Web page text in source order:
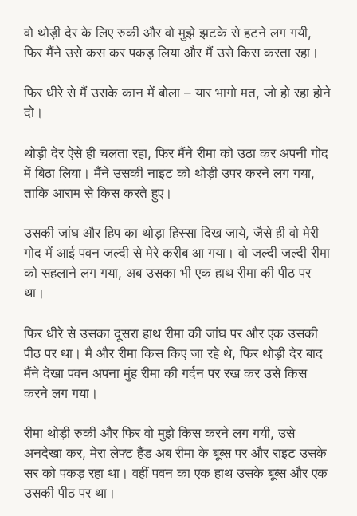
वो थोड़ी देर के लिए रुकी और वो मुझे झटके से हटने लग गयी,
फिर मैंने उसे कस कर पकड़ लिया और मैं उसे किस करता रहा।
फिर धीरे से मैं उसके कान में बोला – यार भागो मत, जो हो रहा होने
दो।
थोड़ी देर ऐसे ही चलता रहा, फिर मैंने रीमा को उठा कर अपनी गोद
में बिठा लिया। मैंने उसकी नाइट को थोड़ी उपर करने लग गया,
ताकि आराम से किस करते हुए।
उसकी जांघ और हिप का थोड़ा हिस्सा दिख जाये, जैसे ही वो मेरी
गोद में आई पवन जल्दी से मेरे करीब आ गया। वो जल्दी जल्दी रीमा
को सहलाने लग गया, अब उसका भी एक हाथ रीमा की पीठ पर
था।
फिर धीरे से उसका दूसरा हाथ रीमा की जांघ पर और एक उसकी
पीठ पर था। मै और रीमा किस किए जा रहे थे, फिर थोड़ी देर बाद
मैंने देखा पवन अपना मुंह रीमा की गर्दन पर रख कर उसे किस
करने लग गया।
रीमा थोड़ी रुकी और फिर वो मुझे किस करने लग गयी, उसे
अनदेखा कर, मेरा लेफ्ट हैंड अब रीमा के बूब्स पर और राइट उसके
सर को पकड़ रहा था। वहीं पवन का एक हाथ उसके बूब्स और एक
उसकी पीठ पर था।